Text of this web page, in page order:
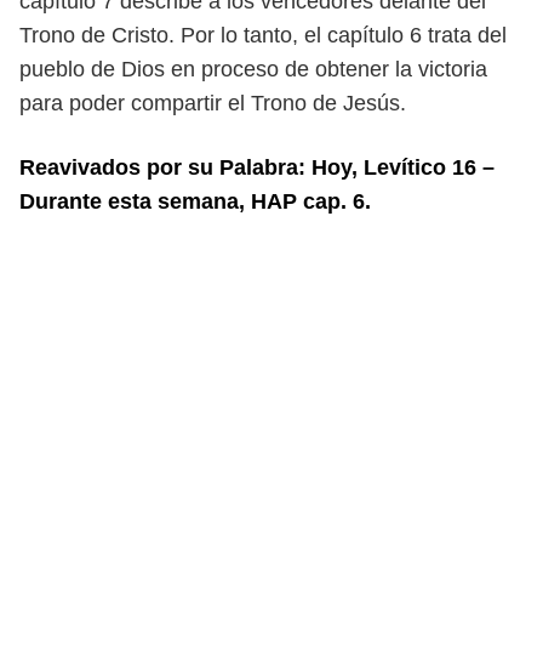
Trono de Cristo. Por lo tanto, el capítulo 6 trata del
pueblo de Dios en proceso de obtener la victoria
para poder compartir el Trono de Jesús.
Reavivados por su Palabra: Hoy, Levítico 16 –
Durante esta semana, HAP cap. 6.